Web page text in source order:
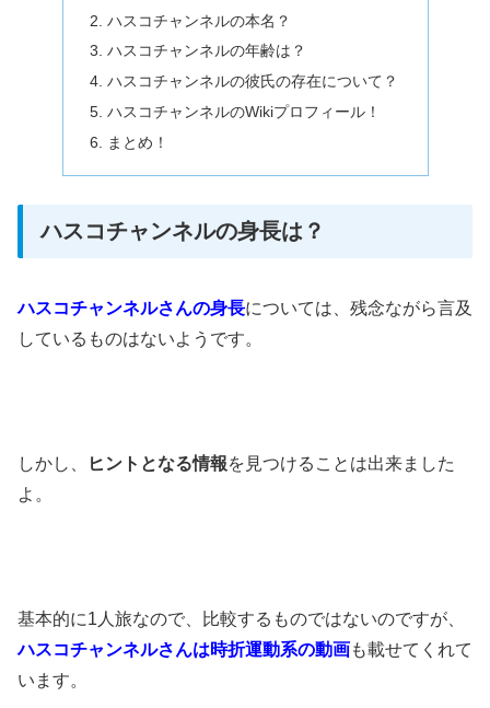
ハスコチャンネルの本名？
ハスコチャンネルの年齢は？
ハスコチャンネルの彼氏の存在について？
ハスコチャンネルのWikiプロフィール！
まとめ！
ハスコチャンネルの身長は？
ハスコチャンネルさんの身長については、残念ながら言及
しているものはないようです。
しかし、 ヒントとなる情報を見つけることは出来ました
よ。
基本的に1人旅なので、比較するものではないのですが、
ハスコチャンネルさんは時折運動系の動画も載せてくれて
います。